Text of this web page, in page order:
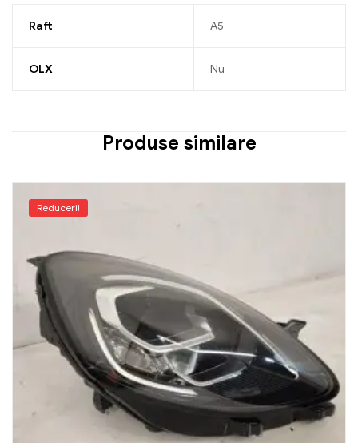
Raft A5
OLX Nu
Produse similare
Reduceri!